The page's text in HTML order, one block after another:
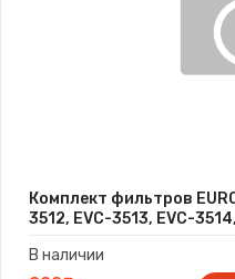
Комплект фильтров
3512, EVC-3513, EVC-
В наличии